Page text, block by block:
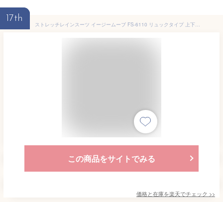
17th
ストレッチレインスーツ イージームーブ FS-6110 リュックタイプ 上下セット レインウェア 軽量 自転車 高校生 通勤用 通学用 学校指定 カッパ 雨合羽 雨具 作業用 ホワイト 白 小さいサイズ 大きいサイズ メンズ レディース 反射材 ナイロン リュック カッパ 通勤 通学
この商品をサイトでみる
価格と在庫を楽天でチェック >>